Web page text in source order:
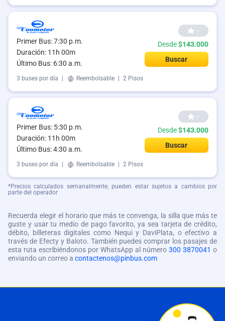
Primer Bus: 7:30 p.m.
Duración: 11h 00m
Último Bus: 6:30 a.m.
--
Desde$143.000
Buscar
3 buses por día Reembolsable 2 Pisos
Primer Bus: 5:30 p.m.
Duración: 11h 00m
Último Bus: 4:30 a.m.
--
Desde$143.000
Buscar
3 buses por día Reembolsable 2 Pisos
*Precios calculados semanalmente, pueden estar sujetos a cambios por
parte del operador
Recuerda elegir el horario que más te convenga, la silla que más te
guste y usar tu medio de pago favorito, ya sea tarjeta de crédito,
débito, billeteras digitales como Nequi y DaviPlata, o efectivo a
través de Efecty y Baloto. También puedes comprar los pasajes de
esta ruta escribiéndonos por WhatsApp al número 300 3870041 o
enviando un correo a contactenos@pinbus.com